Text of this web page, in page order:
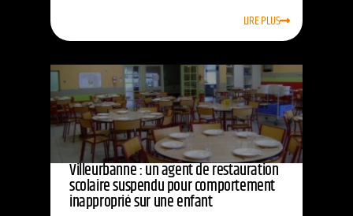
LIRE PLUS
Villeurbanne : un agent de restauration
scolaire suspendu pour comportement
inapproprié sur une enfant